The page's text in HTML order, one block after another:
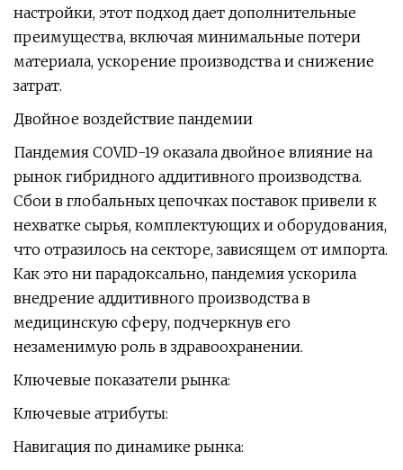
настройки, этот подход дает дополнительные
преимущества, включая минимальные потери
материала, ускорение производства и снижение
затрат.
Двойное воздействие пандемии
Пандемия COVID-19 оказала двойное влияние на
рынок гибридного аддитивного производства.
Сбои в глобальных цепочках поставок привели к
нехватке сырья, комплектующих и оборудования,
что отразилось на секторе, зависящем от импорта.
Как это ни парадоксально, пандемия ускорила
внедрение аддитивного производства в
медицинскую сферу, подчеркнув его
незаменимую роль в здравоохранении.
Ключевые показатели рынка:
Ключевые атрибуты:
Навигация по динамике рынка: